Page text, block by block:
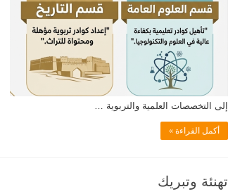
إلى التخصصات العلمية والتربوية …
أكمل القراءة »
تهنئة وتبريك